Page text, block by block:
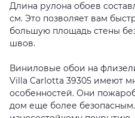
Длина рулона обоев
см. Это позволяет вам
большую площадь стены
швов.
Виниловые обои на
Villa Carlotta 39305 имеют
особенностей. Они
дом еще более